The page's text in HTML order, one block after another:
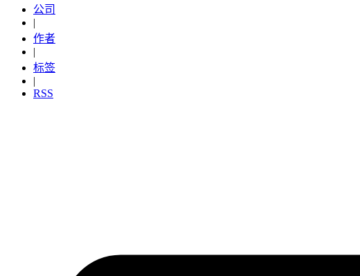
公司
|
作者
|
标签
|
RSS